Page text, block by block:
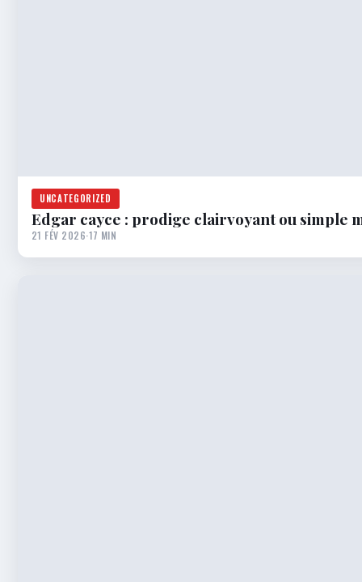
UNCATEGORIZED
Edgar cayce : prodige clairvoyant ou simple
21 FÉV 2026·17 MIN